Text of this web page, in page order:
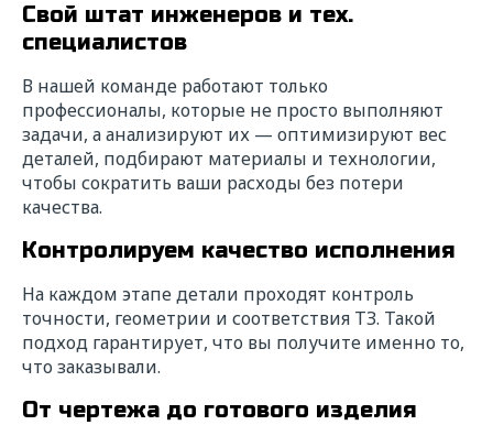
Свой штат инженеров и тех.
специалистов
В нашей команде работают только
профессионалы, которые не просто выполняют
задачи, а анализируют их — оптимизируют вес
деталей, подбирают материалы и технологии,
чтобы сократить ваши расходы без потери
качества.
Контролируем качество исполнения
На каждом этапе детали проходят контроль
точности, геометрии и соответствия ТЗ. Такой
подход гарантирует, что вы получите именно то,
что заказывали.
От чертежа до готового изделия